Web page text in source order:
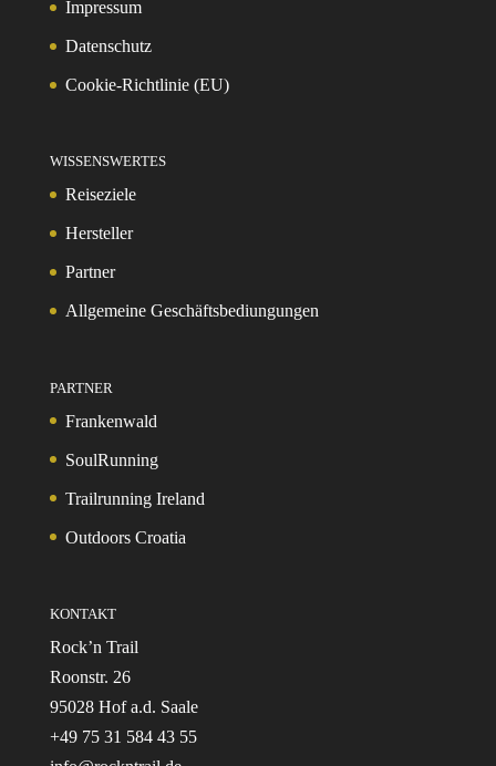
Impressum
Datenschutz
Cookie-Richtlinie (EU)
WISSENSWERTES
Reiseziele
Hersteller
Partner
Allgemeine Geschäftsbediungungen
PARTNER
Frankenwald
SoulRunning
Trailrunning Ireland
Outdoors Croatia
KONTAKT
Rock’n Trail
Roonstr. 26
95028 Hof a.d. Saale
+49 75 31 584 43 55